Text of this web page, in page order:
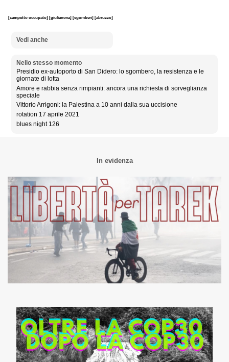
[campetto occupato] [giulianova] [sgomberi] [abruzzo]
Vedi anche
Nello stesso momento
Presidio ex-autoporto di San Didero: lo sgombero, la resistenza e le
giornate di lotta
Amore e rabbia senza rimpianti: ancora una richiesta di sorveglianza
speciale
Vittorio Arrigoni: la Palestina a 10 anni dalla sua uccisione
rotation 17 aprile 2021
blues night 126
In evidenza